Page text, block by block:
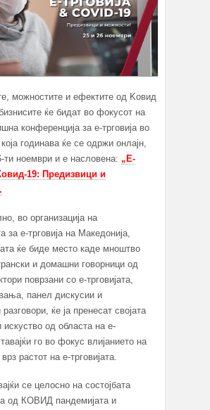
можностите и ефектите од Kовид
ќе бидат во фокусот на
конференција за е-трговија во
годинава ќе се одржи онлајн,
ти ноември и е насловена: „Е-
19: Предизвици и
во организација на
за е-трговија на Македонија,
ќе биде место каде мноштво
и домашни говорници од
поврзани со е-трговијата,
панел дискусии и
ќе ја пренесат својата
искуство од областа на е-
го во фокус влијанието на
растот на е-трговијата.
се целосно на состојбата
од КОВИД пандемијата и